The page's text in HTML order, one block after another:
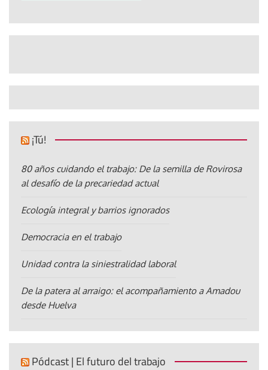
¡Tú!
80 años cuidando el trabajo: De la semilla de Rovirosa
al desafío de la precariedad actual
Ecología integral y barrios ignorados
Democracia en el trabajo
Unidad contra la siniestralidad laboral
De la patera al arraigo: el acompañamiento a Amadou
desde Huelva
Pódcast | El futuro del trabajo